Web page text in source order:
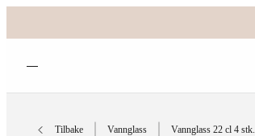
Åpne menyen
Tilbake Vannglass Vannglass 22 cl 4 stk.